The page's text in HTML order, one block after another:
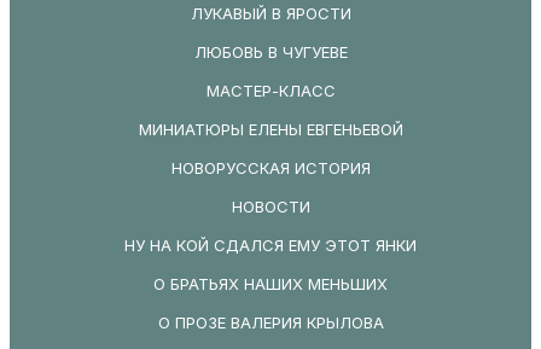
ЛУКАВЫЙ В ЯРОСТИ
ЛЮБОВЬ В ЧУГУЕВЕ
МАСТЕР-КЛАСС
МИНИАТЮРЫ ЕЛЕНЫ ЕВГЕНЬЕВОЙ
НОВОРУССКАЯ ИСТОРИЯ
НОВОСТИ
НУ НА КОЙ СДАЛСЯ ЕМУ ЭТОТ ЯНКИ
О БРАТЬЯХ НАШИХ МЕНЬШИХ
О ПРОЗЕ ВАЛЕРИЯ КРЫЛОВА